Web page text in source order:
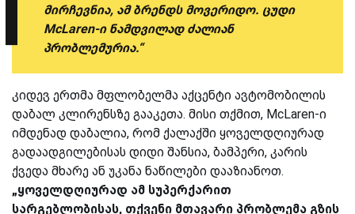
მირჩევნია, ამ ბრენდს მოვერიდო. ცუდი
McLaren-ი ნამდვილად ძალიან
პრობლემურია.“
კიდევ ერთმა მფლობელმა აქცენტი ავტომობილის
დაბალ კლირენსზე გააკეთა. მისი თქმით, McLaren-ი
იმდენად დაბალია, რომ ქალაქში ყოველდღიურად
გადაადგილებისას დიდი შანსია, ბამპერი, კარის
ქვედა მხარე ან უკანა ნაწილები დააზიანოთ.
„ყოველდღიურად ამ სუპერქარით
სარგებლობისას, თქვენი მთავარი პრობლემა გზის